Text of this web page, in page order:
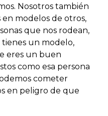
Nosotros también
modelos de otros,
que nos rodean,
tienes un modelo,
eres un buen
como esa persona
cometer
en peligro de que